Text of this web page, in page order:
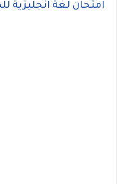
امتحان لغة انجليزية